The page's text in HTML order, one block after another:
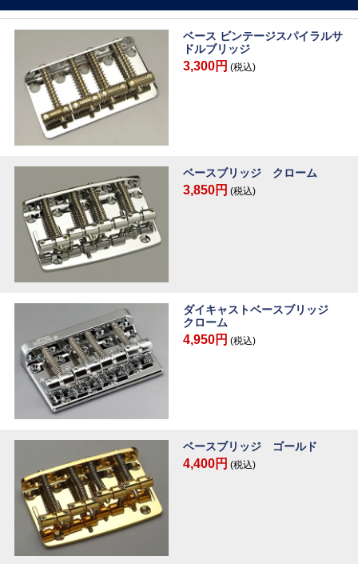
ベース ビンテージスパイラルサ
ドルブリッジ
3,300円 (税込)
ベースブリッジ クローム
3,850円 (税込)
ダイキャストベースブリッジ
クローム
4,950円 (税込)
ベースブリッジ ゴールド
4,400円 (税込)